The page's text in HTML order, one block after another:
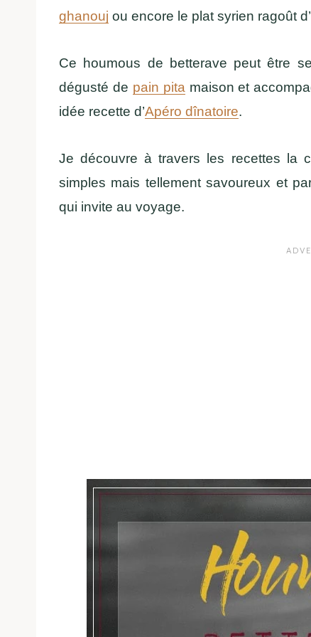
ghanouj ou encore le plat syrien ragoût
Ce houmous de betterave peut être
dégusté de pain pita maison et
idée recette d’Apéro dînatoire.
Je découvre à travers les recettes la
simples mais tellement savoureux et
qui invite au voyage.